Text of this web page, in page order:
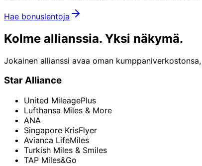
Hae bonuslentoja
Kolme allianssia. Yksi näkymä.
Jokainen allianssi avaa oman
Star Alliance
United MileagePlus
Lufthansa Miles & More
ANA
Singapore KrisFlyer
Avianca LifeMiles
Turkish Miles & Smiles
TAP Miles&Go